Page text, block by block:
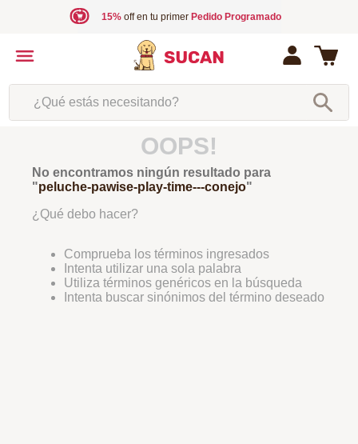
15%off en tu primer Pedido Programado
¿Qué estás necesitando?
OOPS!
No encontramos ningún resultado para
"peluche-pawise-play-time---conejo"
¿Qué debo hacer?
Comprueba los términos ingresados
Intenta utilizar una sola palabra
Utiliza términos genéricos en la búsqueda
Intenta buscar sinónimos del término deseado